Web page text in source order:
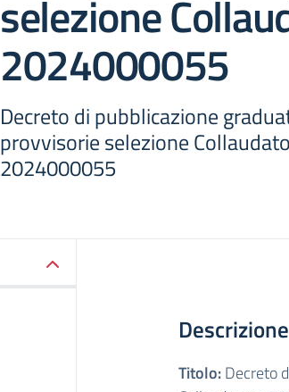
selezione
2024000055
Decreto di pubblicazione
provvisorie selezione
2024000055
Descrizione
Titolo:Decreto